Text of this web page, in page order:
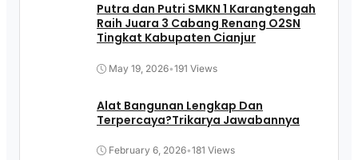
Putra dan Putri SMKN 1 Karangtengah
Raih Juara 3 Cabang Renang O2SN
Tingkat Kabupaten Cianjur
May 19, 2026•191 Views
Alat Bangunan Lengkap Dan
Terpercaya?Trikarya Jawabannya
February 6, 2026•181 Views